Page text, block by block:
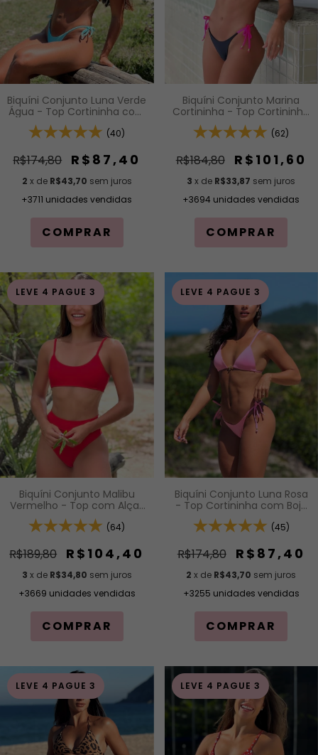
Biquíni Conjunto Luna Verde
Água - Top Cortininha com
Bojo Removível e Calcinha
de Lacinho com Amarração
(40)
R$174,80 R$87,40
2 x de R$43,70 sem juros
+3711 unidades vendidas
COMPRAR
Biquíni Conjunto Marina
Cortininha - Top Cortininha
com Bojo Removível e
Calcinha com Amarração
(62)
R$184,80 R$101,60
3 x de R$33,87 sem juros
+3694 unidades vendidas
COMPRAR
LEVE 4 PAGUE 3
Biquíni Conjunto Malibu
Vermelho - Top com Alças
Fixas e Bojo Removível e
Calcinha Cintura Alta (Hot
(64)
R$189,80 R$104,40
3 x de R$34,80 sem juros
+3669 unidades vendidas
COMPRAR
LEVE 4 PAGUE 3
Biquíni Conjunto Luna Rosa
- Top Cortininha com Bojo
Removível e Calcinha de
Lacinho com Amarração
(45)
R$174,80 R$87,40
2 x de R$43,70 sem juros
+3255 unidades vendidas
COMPRAR
LEVE 4 PAGUE 3 LEVE 4 PAGUE 3